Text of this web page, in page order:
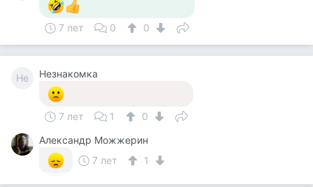
7 лет 0 0
Не Незнакомка
7 лет 1
0
Александр Можжерин
7 лет
1